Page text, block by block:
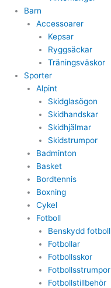
Barn
Accessoarer
Kepsar
Ryggsäckar
Träningsväskor
Sporter
Alpint
Skidglasögon
Skidhandskar
Skidhjälmar
Skidstrumpor
Badminton
Basket
Bordtennis
Boxning
Cykel
Fotboll
Benskydd fotboll
Fotbollar
Fotbollsskor
Fotbollsstrumpor
Fotbollstillbehör